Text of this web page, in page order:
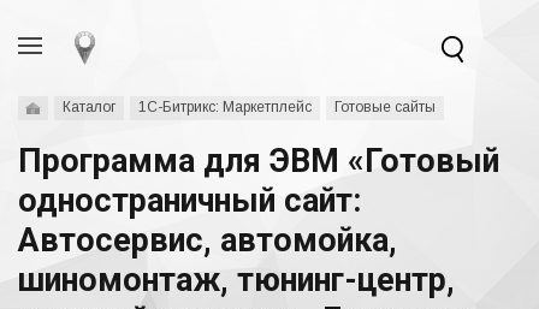
Каталог 1С-Битрикс: Маркетплейс Готовые сайты
Программа для ЭВМ «Готовый
одностраничный сайт:
Автосервис, автомойка,
шиномонтаж, тюнинг-центр,